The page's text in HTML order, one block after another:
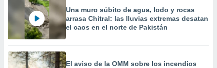
Una muro súbito de agua, lodo y rocas
arrasa Chitral: las lluvias extremas desatan
el caos en el norte de Pakistán
El aviso de la OMM sobre los incendios